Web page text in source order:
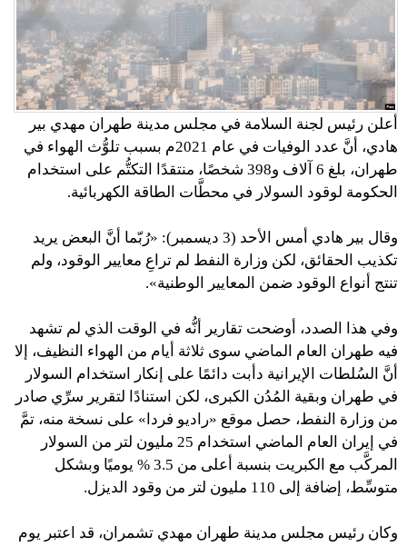
أعلن رئيس لجنة السلامة في مجلس مدينة طهران مهدي بير
هادي، أنَّ عدد الوفيات في عام 2021م بسبب تلوُّث الهواء في
طهران، بلغ 6 آلاف و398 شخصًا، منتقدًا التكتُّم على استخدام
الحكومة لوقود السولار في محطَّات الطاقة الكهربائية.
وقال بير هادي أمس الأحد (3 ديسمبر): «رُبّما أنَّ البعض يريد
تكذيب الحقائق، لكن وزارة النفط لم تراعِ معايير الوقود، ولم
تنتج أنواع الوقود ضمن المعايير الوطنية».
وفي هذا الصدد، أوضحت تقارير أنُّه في الوقت الذي لم تشهد
فيه طهران العام الماضي سوى ثلاثة أيام من الهواء النظيف، إلا
أنَّ السُلطات الإيرانية دأبت دائمًا على إنكار استخدام السولار
في طهران وبقية المُدُن الكبرى، لكن استنادًا لتقرير سرِّي صادر
من وزارة النفط، حصل موقع «راديو فردا» على نسخة منه، تمَّ
في إيران العام الماضي استخدام 25 مليون لتر من السولار
المركَّب مع الكبريت بنسبة أعلى من 3.5 % يوميًا وبشكل
متوسِّط، إضافة إلى 110 مليون لتر من وقود الديزل.
وكان رئيس مجلس مدينة طهران مهدي تشمران، قد اعتبر يوم